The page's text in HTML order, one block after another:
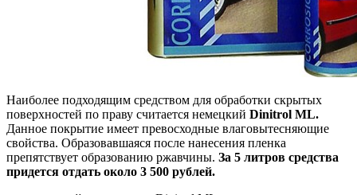
Наиболее подходящим средством для обработки скрытых
поверхностей по праву считается немецкий Dinitrol ML.
Данное покрытие имеет превосходные влаговытесняющие
свойства. Образовавшаяся после нанесения пленка
препятствует образованию ржавчины. За 5 литров средства
придется отдать около 3 500 рублей.